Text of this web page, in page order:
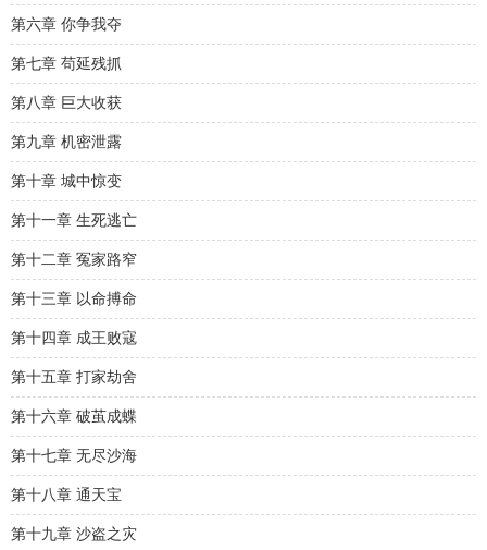
第六章 你争我夺
第七章 苟延残抓
第八章 巨大收获
第九章 机密泄露
第十章 城中惊变
第十一章 生死逃亡
第十二章 冤家路窄
第十三章 以命搏命
第十四章 成王败寇
第十五章 打家劫舍
第十六章 破茧成蝶
第十七章 无尽沙海
第十八章 通天宝
第十九章 沙盗之灾